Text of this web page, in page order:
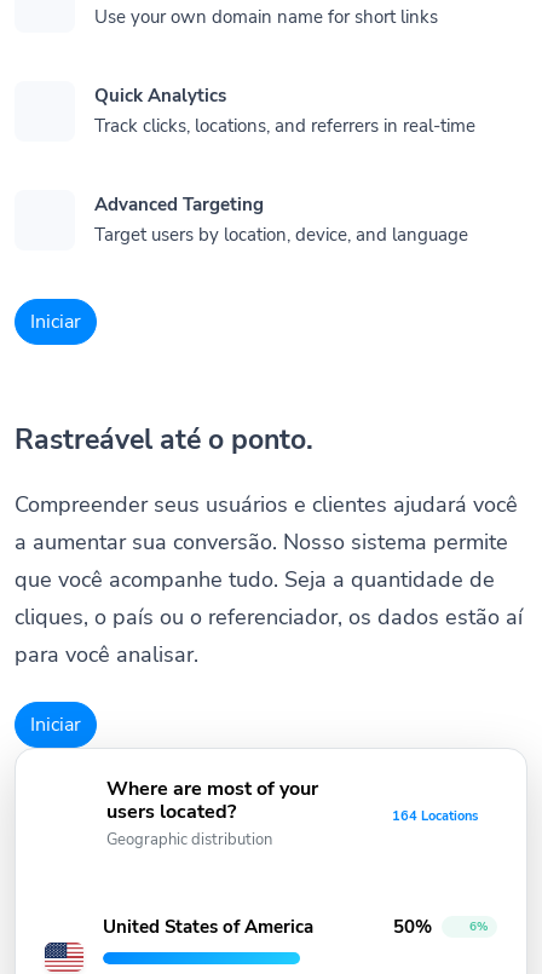
Use your own domain name for short links
Quick Analytics
Track clicks, locations, and referrers in real-time
Advanced Targeting
Target users by location, device, and language
Iniciar
Rastreável até o ponto.
Compreender seus usuários e clientes ajudará você
a aumentar sua conversão. Nosso sistema permite
que você acompanhe tudo. Seja a quantidade de
cliques, o país ou o referenciador, os dados estão aí
para você analisar.
Iniciar
Where are most of your
users located?
Geographic distribution
164 Locations
United States of America 50% 6%